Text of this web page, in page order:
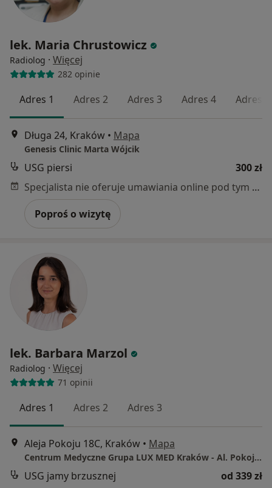
lek. Maria Chrustowicz
Radiolog · Więcej
282 opinie
Adres 1 Adres 2 Adres 3 Adres 4 Adres 5
Długa 24, Kraków • Mapa
Genesis Clinic Marta Wójcik
USG piersi
300 zł
Specjalista nie oferuje umawiania online pod tym adresem.
Poproś o wizytę
lek. Barbara Marzol
Radiolog · Więcej
71 opinii
Adres 1 Adres 2 Adres 3
Aleja Pokoju 18C, Kraków • Mapa
Centrum Medyczne Grupa LUX MED Kraków - Al. Pokoju 18C
USG jamy brzusznej
od 339 zł